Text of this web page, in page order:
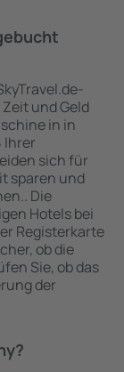
und Geld
in in
Ihrer
sich für
sparen und
Die
Hotels bei
Registerkarte
ob die
Sie, ob das
der